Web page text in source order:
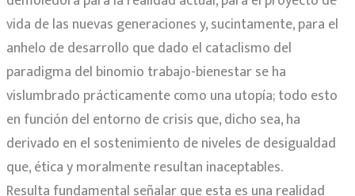
vida de las nuevas generaciones y, sucintamente, para el
anhelo de desarrollo que dado el cataclismo del
paradigma del binomio trabajo-bienestar se ha
vislumbrado prácticamente como una utopía; todo esto
en función del entorno de crisis que, dicho sea, ha
derivado en el sostenimiento de niveles de desigualdad
que, ética y moralmente resultan inaceptables.
Resulta fundamental señalar que esta es una realidad